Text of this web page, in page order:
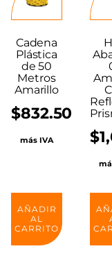
Cadena
Plástica
de 50
Metros
Amarillo
$832.50
más IVA
AÑADIR
AL
CARRITO
$